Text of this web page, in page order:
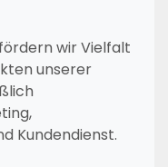
fördern wir Vielfalt
unserer
Kundendienst.